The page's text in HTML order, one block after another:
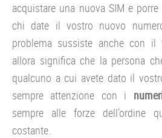
acquistare una nuova SIM e
chi date il vostro nuovo
problema sussiste anche con il
allora significa che la persona
qualcuno a cui avete dato il
sempre attenzione con i
sempre alle forze dell’ordine
costante.